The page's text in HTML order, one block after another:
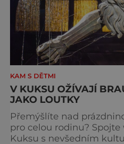
KAM S DĚTMI
V KUKSU OŽÍVAJÍ
JAKO LOUTKY
Přemýšlíte nad
pro celou rodinu?
Kuksu s nevšedním